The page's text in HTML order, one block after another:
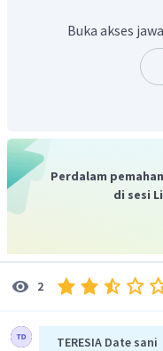
tegak menyatakan
Berdasarkan gambar
paling rendah ada
Jadi, jarak terdekat
10 meter yang
Buka akses
Perdalam
di sesi
2
TERESIA Date sani